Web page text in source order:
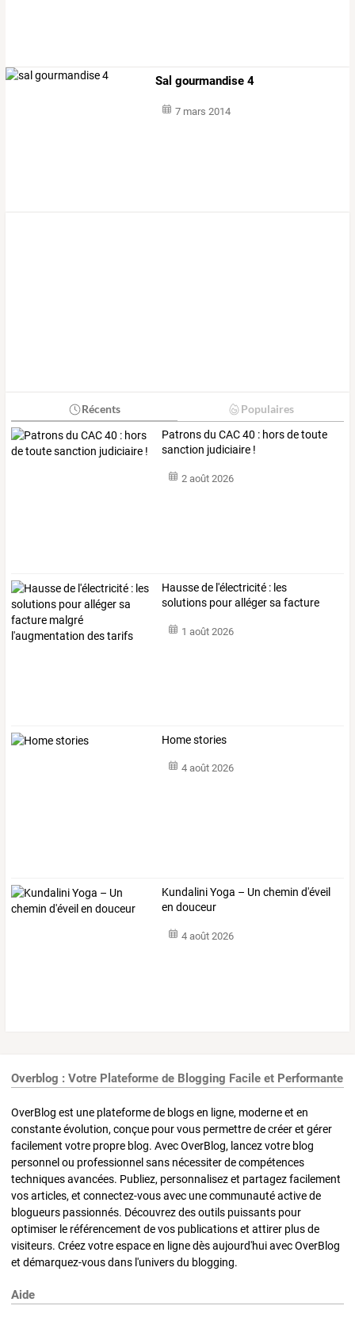
Sal gourmandise 4
7 mars 2014
Récents Populaires
Patrons du CAC 40 : hors de toute
sanction judiciaire !
2 août 2026
Haussede l'électricité : les
solutions pourallégersa facture
1 août 2026
Home stories
4 août 2026
Kundalini Yoga – Un chemin d'éveil
en douceur
4 août 2026
Overblog : Votre Plateforme de Blogging Facile et Performante
OverBlog est une plateforme de blogs en ligne, moderne et en
constante évolution, conçue pour vous permettre de créer et gérer
facilement votre propre blog. Avec OverBlog, lancez votre blog
personnel ou professionnel sans nécessiter de compétences
techniques avancées. Publiez, personnalisez et partagez facilement
vos articles, et connectez-vous avec une communauté active de
blogueurs passionnés. Découvrez des outils puissants pour
optimiser le référencement de vos publications et attirer plus de
visiteurs. Créez votre espace en ligne dès aujourd'hui avec OverBlog
et démarquez-vous dans l'univers du blogging.
Aide